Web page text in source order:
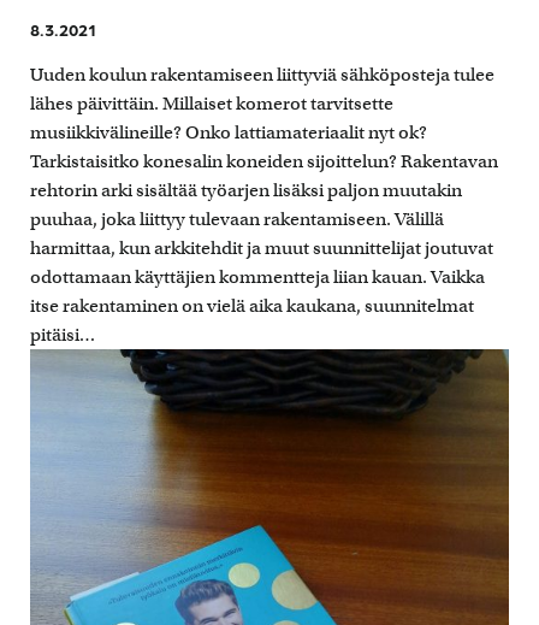
8.3.2021
Uuden koulun rakentamiseen liittyviä sähköposteja tulee
lähes päivittäin. Millaiset komerot tarvitsette
musiikkivälineille? Onko lattiamateriaalit nyt ok?
Tarkistaisitko konesalin koneiden sijoittelun? Rakentavan
rehtorin arki sisältää työarjen lisäksi paljon muutakin
puuhaa, joka liittyy tulevaan rakentamiseen. Välillä
harmittaa, kun arkkitehdit ja muut suunnittelijat joutuvat
odottamaan käyttäjien kommentteja liian kauan. Vaikka
itse rakentaminen on vielä aika kaukana, suunnitelmat
pitäisi…